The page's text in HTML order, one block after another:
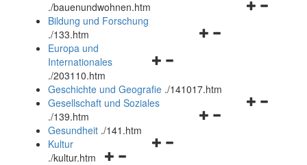
./bauenundwohnen.htm
Navigationsmenü
Bildung und Forschung
./133.htm
Navigationsmenü
und
schließen
Europa und
Internationales
./203110.htm
Geschichte und Geografie ./141017.htm
Navigationsmenü
Gesellschaft und Soziales
./139.htm
Navigationsmenü
Gesundheit ./141.htm
Navigationsmenü
Kultur
./kultur.htm